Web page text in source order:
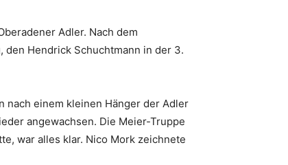
Adler. Nach dem
Hendrick Schuchtmann in der 3.
nach einem kleinen Hänger der Adler
angewachsen. Die Meier-Truppe
war alles klar. Nico Mork zeichnete